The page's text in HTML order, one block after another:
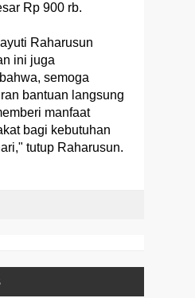
Rp 900 rb.
Raharusun
ini juga
semoga
bantuan langsung
manfaat
bagi kebutuhan
tutup Raharusun.